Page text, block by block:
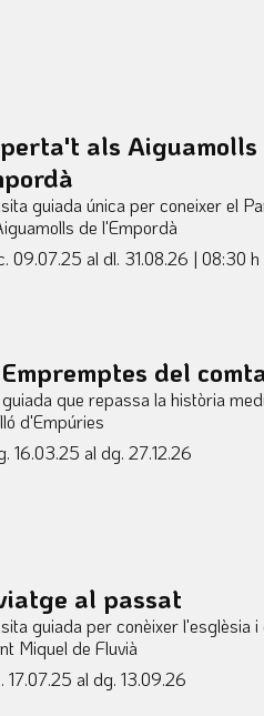
als Aiguamolls
guiada única per coneixer el
de l'Empordà
09.07.25 al dl. 31.08.26 | 08:30 h
del
que repassa la història
d'Empúries
16.03.25 al dg. 27.12.26
al passat
guiada per conèixer l'esglèsia
Miquel de Fluvià
17.07.25 al dg. 13.09.26